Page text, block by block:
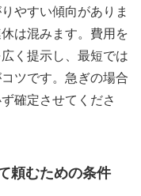
やすい傾向がありま
は混みます。費用を
く提示し、最短では
ツです。急ぎの場合
確定させてくださ
頼むための条件